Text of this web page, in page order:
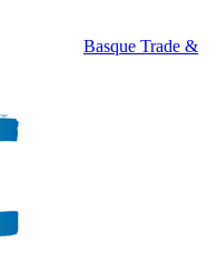
Basque Trade &